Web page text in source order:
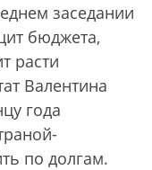
заседании
бюджета,
расти
Валентина
года
по долгам.